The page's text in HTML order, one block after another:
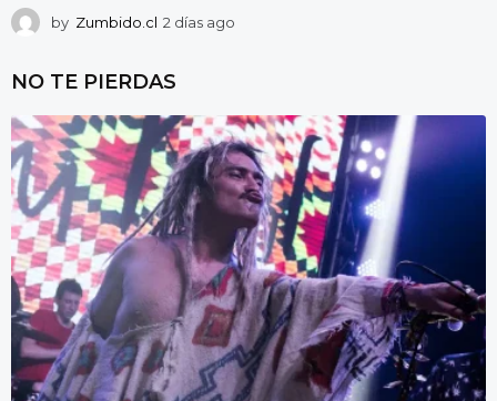
by Zumbido.cl 2 días ago
a
g
o
NO TE PIERDAS